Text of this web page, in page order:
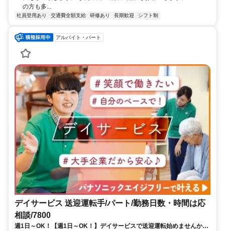
の方も多...
社員登用あり 交通費全額支給 研修あり 長期歓迎 シフト制
アルバイト・パート
デイサービス 送迎運転手/パート/勤務日数・時間は応
相談/7800
週1日～OK！【週1日～OK！】デイサービスで送迎運転始めませんか？